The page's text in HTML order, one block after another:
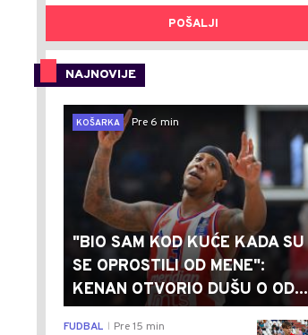
POŠALJI
NAJNOVIJE
KOŠARKA
Pre 6 min
"BIO SAM KOD KUĆE KADA SU
SE OPROSTILI OD MENE":
KENAN OTVORIO DUŠU O OD...
FUDBAL Pre 15 min